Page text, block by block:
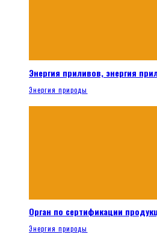
Энергия приливов, энергия
Энергия природы
Орган по сертификации
Энергия природы